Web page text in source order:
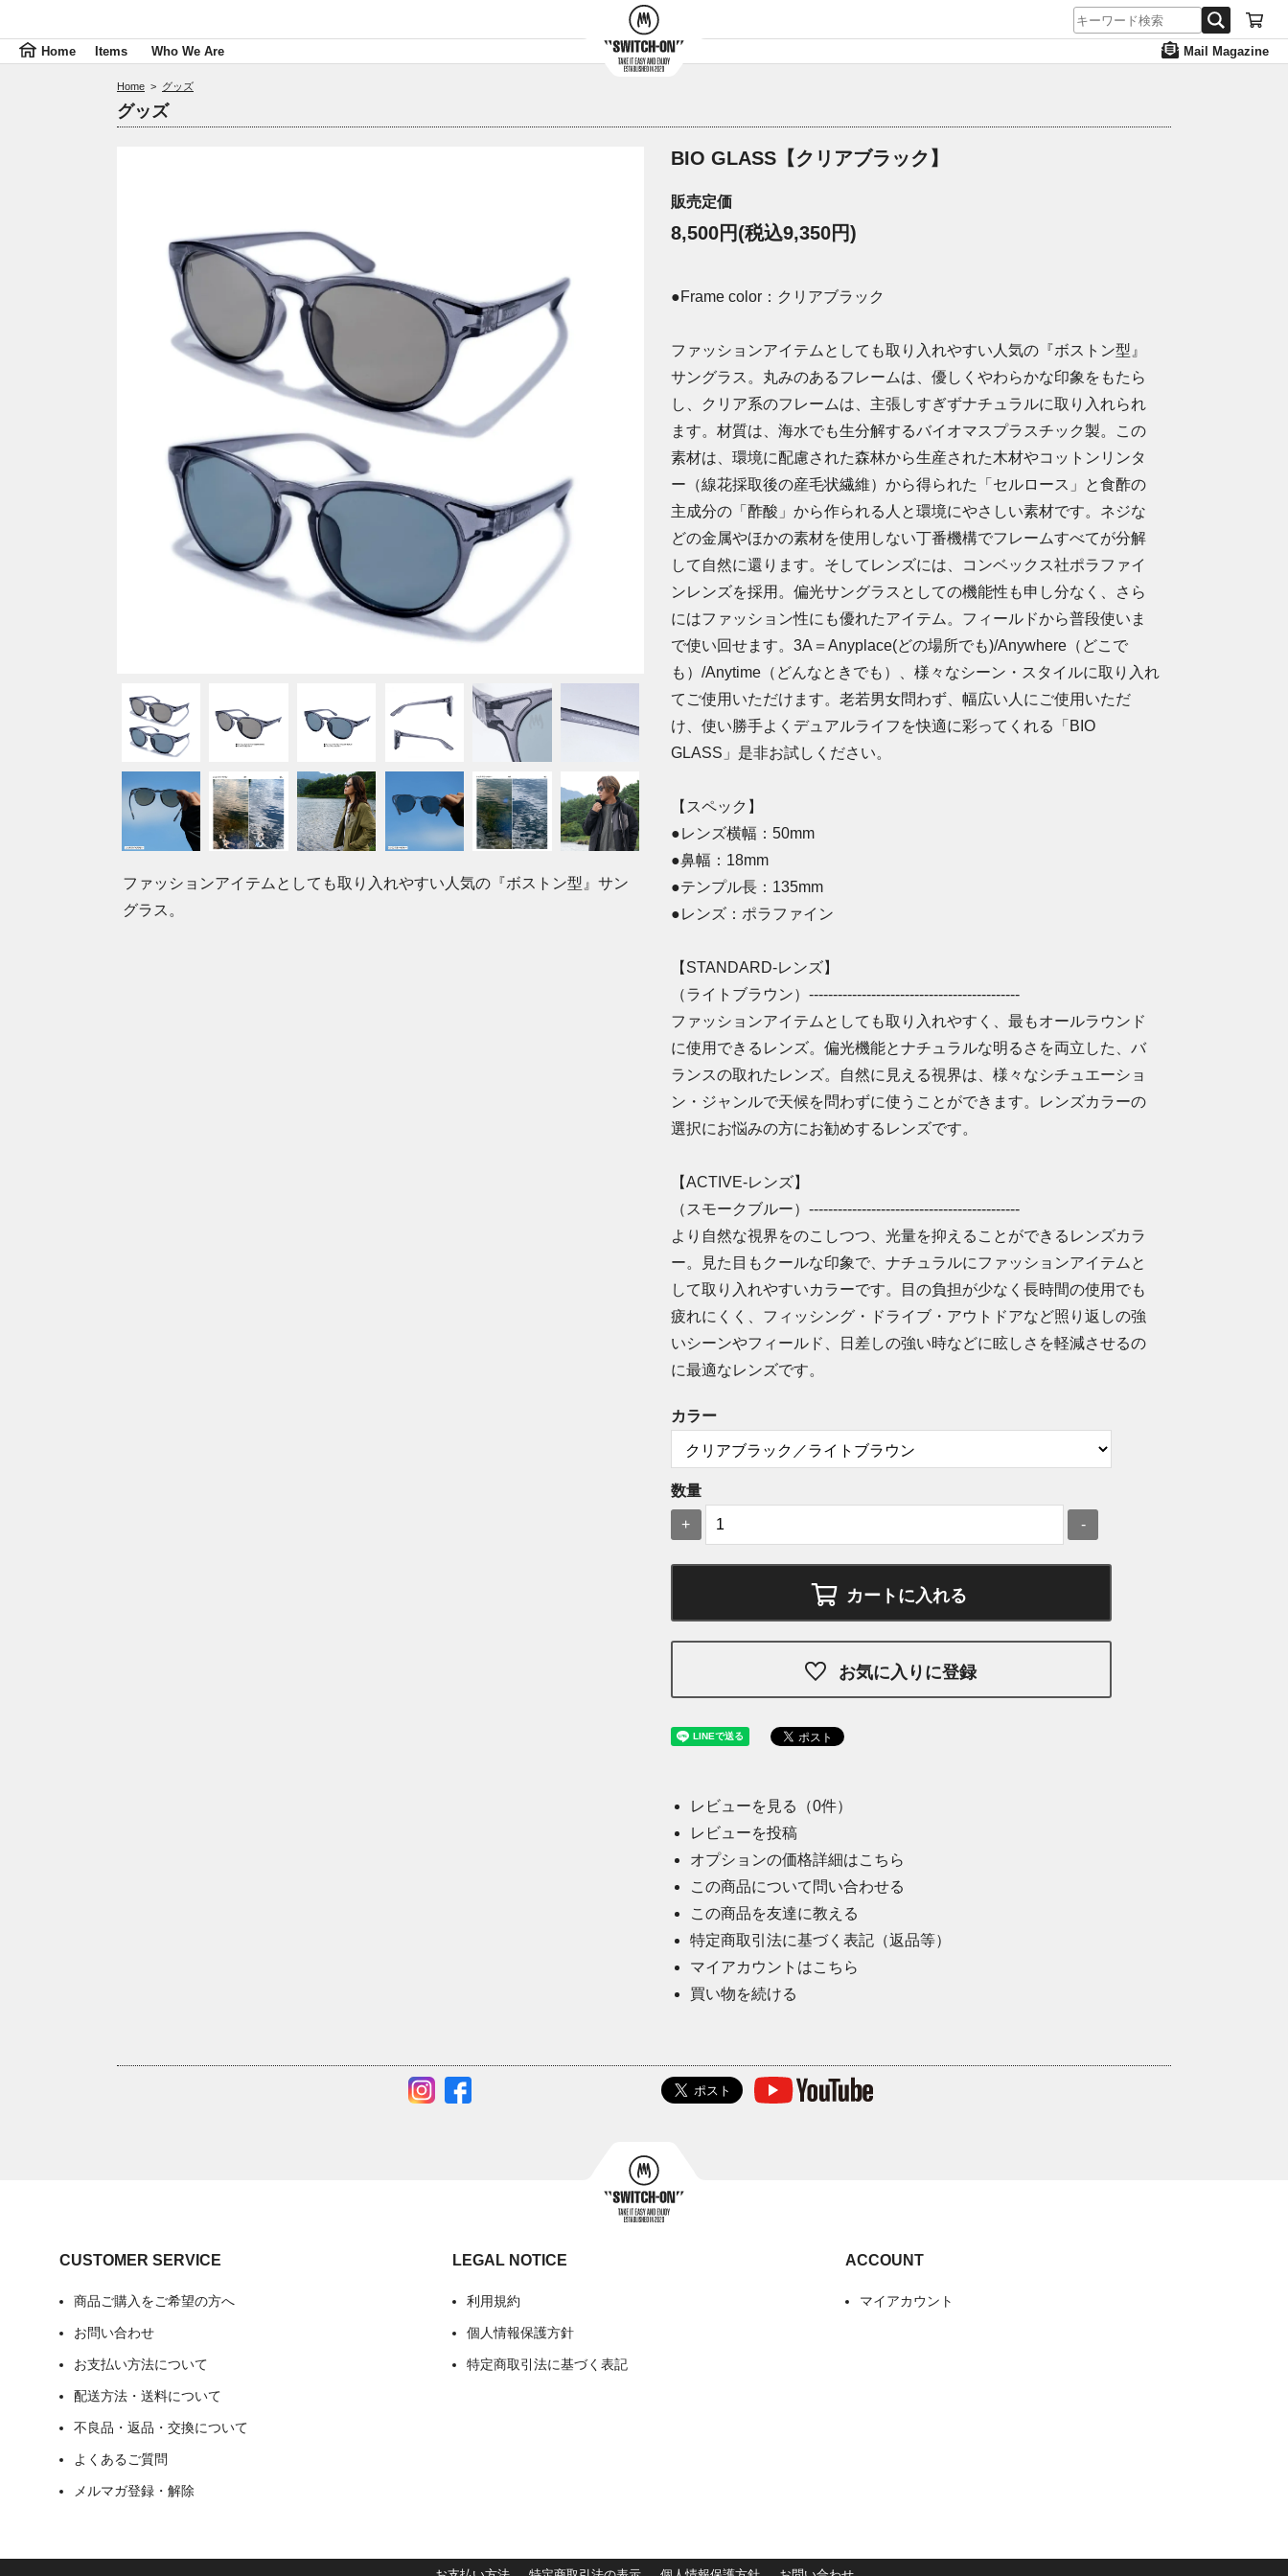
Home Items Who We Are Mail Magazine
Home > グッズ
グッズ
ファッションアイテムとしても取り入れやすい人気の『ボストン型』サン
グラス。
BIO GLASS【クリアブラック】
販売定価
8,500円(税込9,350円)
●Frame color：クリアブラック
ファッションアイテムとしても取り入れやすい人気の『ボストン型』
サングラス。丸みのあるフレームは、優しくやわらかな印象をもたら
し、クリア系のフレームは、主張しすぎずナチュラルに取り入れられ
ます。材質は、海水でも生分解するバイオマスプラスチック製。この
素材は、環境に配慮された森林から生産された木材やコットンリンタ
ー（線花採取後の産毛状繊維）から得られた「セルロース」と食酢の
主成分の「酢酸」から作られる人と環境にやさしい素材です。ネジな
どの金属やほかの素材を使用しない丁番機構でフレームすべてが分解
して自然に還ります。そしてレンズには、コンベックス社ポラファイ
ンレンズを採用。偏光サングラスとしての機能性も申し分なく、さら
にはファッション性にも優れたアイテム。フィールドから普段使いま
で使い回せます。3A＝Anyplace(どの場所でも)/Anywhere（どこで
も）/Anytime（どんなときでも）、様々なシーン・スタイルに取り入れ
てご使用いただけます。老若男女問わず、幅広い人にご使用いただ
け、使い勝手よくデュアルライフを快適に彩ってくれる「BIO
GLASS」是非お試しください。
【スペック】
●レンズ横幅：50mm
●鼻幅：18mm
●テンプル長：135mm
●レンズ：ポラファイン
【STANDARD-レンズ】
（ライトブラウン）--------------------------------------------
ファッションアイテムとしても取り入れやすく、最もオールラウンド
に使用できるレンズ。偏光機能とナチュラルな明るさを両立した、バ
ランスの取れたレンズ。自然に見える視界は、様々なシチュエーショ
ン・ジャンルで天候を問わずに使うことができます。レンズカラーの
選択にお悩みの方にお勧めするレンズです。
【ACTIVE-レンズ】
（スモークブルー）--------------------------------------------
より自然な視界をのこしつつ、光量を抑えることができるレンズカラ
ー。見た目もクールな印象で、ナチュラルにファッションアイテムと
して取り入れやすいカラーです。目の負担が少なく長時間の使用でも
疲れにくく、フィッシング・ドライブ・アウトドアなど照り返しの強
いシーンやフィールド、日差しの強い時などに眩しさを軽減させるの
に最適なレンズです。
カラー
数量
+ -
カートに入れる
お気に入りに登録
レビューを見る（0件）
レビューを投稿
オプションの価格詳細はこちら
この商品について問い合わせる
この商品を友達に教える
特定商取引法に基づく表記（返品等）
マイアカウントはこちら
買い物を続ける
CUSTOMER SERVICE
商品ご購入をご希望の方へ
お問い合わせ
お支払い方法について
配送方法・送料について
不良品・返品・交換について
よくあるご質問
メルマガ登録・解除
LEGAL NOTICE
利用規約
個人情報保護方針
特定商取引法に基づく表記
ACCOUNT
マイアカウント